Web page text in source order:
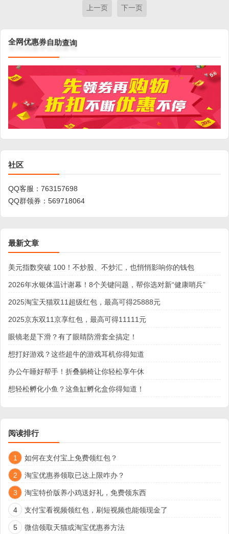
上一页 下一页
全网优惠券自助查询
社区
QQ客服： 763157698
QQ群领券： 569718064
最新文章
美元指数突破 100！不炒股、不炒汇，也悄悄影响你的钱包
2026年水银体温计谢幕！8个关键问题，帮你选对新“健康哨兵”
2025淘宝天猫双11超级红包，最高可得25888元
2025京东双11京享红包，最高可得11111元
眼镜老是下滑？有了眼睛防滑套全搞定！
想打好游戏？这些超牛的游戏耳机你得知道
办公午睡好帮手！折叠躺椅让你轻松享午休
想轻松孵化小鱼？这鱼缸孵化盒你得知道！
阅读排行
1 如何在支付宝上免费领红包？
2 淘宝优惠券领取已达上限咋办？
3 淘宝特价版养小鸡送好礼，免费领东西
4 支付宝看视频领红包，刷短视频也能领现金了
5 微信领取天猫或淘宝优惠券方法